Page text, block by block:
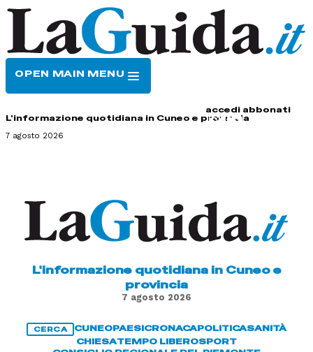
OPEN MAIN MENU
accedi abbonati
L'informazione quotidiana in Cuneo e provincia
7 agosto 2026
L'informazione quotidiana in Cuneo e
provincia
7 agosto 2026
CERCA CUNEOPAESICRONACAPOLITICASANITÀ
CHIESATEMPO LIBEROSPORT